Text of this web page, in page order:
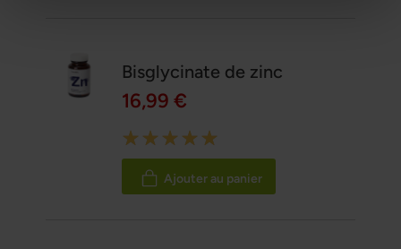
Bisglycinate de zinc
16,99 €
Rating:
100%
Ajouter au panier